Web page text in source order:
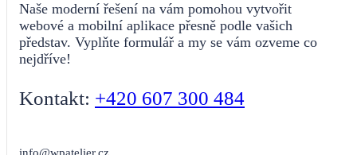
Naše moderní řešení na vám pomohou vytvořit
webové a mobilní aplikace přesně podle vašich
představ. Vyplňte formulář a my se vám ozveme co
nejdříve!
Kontakt: +420 607 300 484